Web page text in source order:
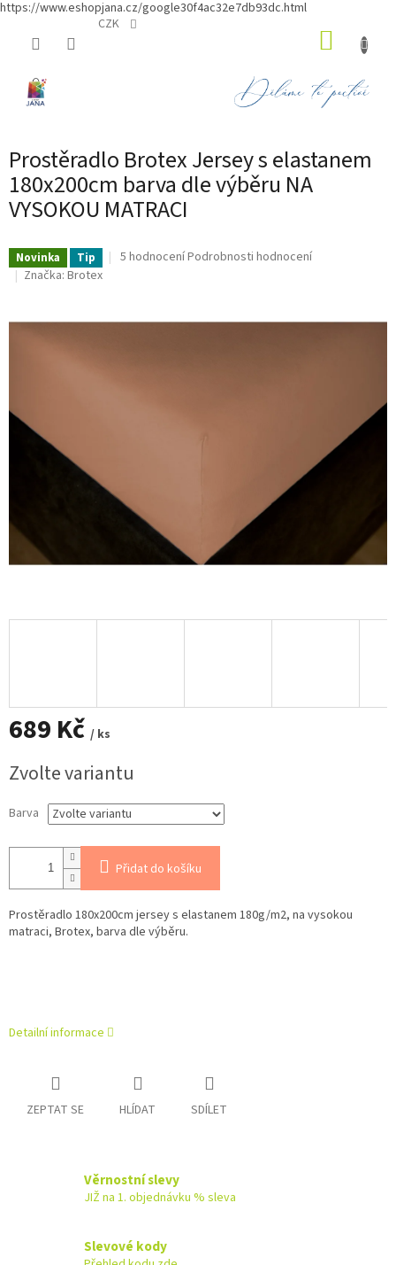
https://www.eshopjana.cz/google30f4ac32e7db93dc.html
CZK
Prostěradlo Brotex Jersey s elastanem
180x200cm barva dle výběru NA
VYSOKOU MATRACI
Novinka Tip
Průměrné
4,6
5 hodnoceníPodrobnosti hodnocení
Značka: Brotex
689 Kč / ks
cena:
Zvolte variantu
Barva
Přidat do košíku
Prostěradlo 180x200cm jersey s elastanem 180g/m2, na vysokou
matraci, Brotex, barva dle výběru.
Detailní informace
ZEPTAT SE HLÍDAT SDÍLET
Věrnostní slevy
JIŽ na 1. objednávku % sleva
Slevové kody